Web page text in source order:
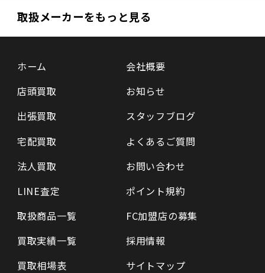
取扱メーカーをもっと見る
ホーム
店頭買取
出張買取
宅配買取
法人買取
LINE査定
取扱商品一覧
買取実績一覧
買取相場表
会社概要
お知らせ
スタッフブログ
よくあるご質問
お問い合わせ
ポイント規約
FC加盟店の募集
採用情報
サイトマップ